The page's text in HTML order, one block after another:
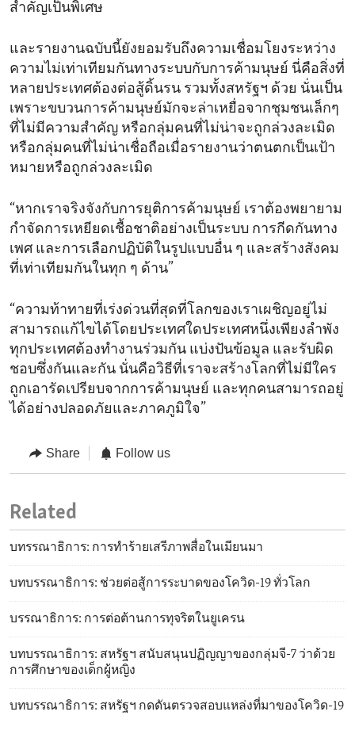
สำคัญเป็นพิเศษ
และรายงานฉบับนี้ยังยอมรับถึงความเชื่อมโยงระหว่าง
ความไม่เท่าเทียมกันทางระบบกับการค้ามนุษย์ นี่คือสิ่งที่
หลายประเทศต้องต่อสู้ดิ้นรน รวมทั้งสหรัฐฯ ด้วย นั่นเป็น
เพราะขบวนการค้ามนุษย์มักจะล่าเหยื่อจากชุมชนเล็กๆ
ที่ไม่มีความสำคัญ หรือกลุ่มคนที่ไม่น่าจะถูกล่วงละเมิด
หรือกลุ่มคนที่ไม่น่าเชื่อถือเมื่อรายงานว่าตนตกเป็นเป้า
หมายหรือถูกล่วงละเมิด
“หากเราจริงจังกับการยุติการค้ามนุษย์ เราต้องพยายาม
กำจัดการเหยียดเชื้อชาติอย่างเป็นระบบ การกีดกันทาง
เพศ และการเลือกปฏิบัติในรูปแบบอื่น ๆ และสร้างสังคม
ที่เท่าเทียมกันในทุก ๆ ด้าน”
“ความท้าทายที่เร่งด่วนที่สุดที่โลกของเราเผชิญอยู่ไม่
สามารถแก้ไขได้โดยประเทศใดประเทศหนึ่งเพียงลำพัง
ทุกประเทศต้องทำงานร่วมกัน แบ่งปันข้อมูล และรับผิด
ชอบซึ่งกันและกัน นั่นคือวิธีที่เราจะสร้างโลกที่ไม่มีใคร
ถูกเอารัดเปรียบจากการค้ามนุษย์ และทุกคนสามารถอยู่
ได้อย่างปลอดภัยและภาคภูมิใจ”
Share Follow us
Related
บทรรณาธิการ: การทำร้ายเสรีภาพสื่อในเมียนมา
บทบรรณาธิการ: ช่วยต่อสู้การระบาดของโควิด-19 ทั่วโลก
บรรณาธิการ: การต่อต้านการทุจริตในยูเครน
บทบรรณาธิการ: สหรัฐฯ สนับสนุนปฏิญญาของกลุ่มจี-7 ว่าด้วย
การศึกษาของเด็กผู้หญิง
บทบรรณาธิการ: สหรัฐฯ กดดันตรวจสอบแหล่งที่มาของโควิด-19